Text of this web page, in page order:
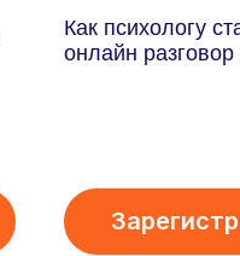
Как психологу
онлайн разговор